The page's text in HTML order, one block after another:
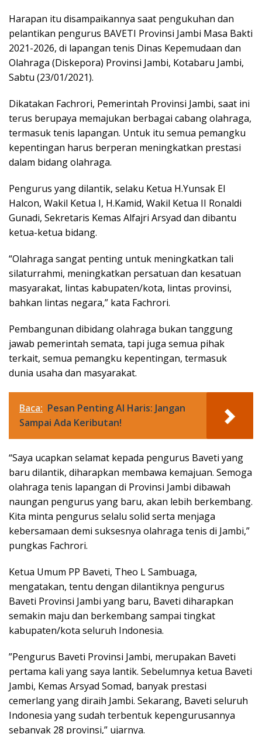
Harapan itu disampaikannya saat pengukuhan dan
pelantikan pengurus BAVETI Provinsi Jambi Masa Bakti
2021-2026, di lapangan tenis Dinas Kepemudaan dan
Olahraga (Diskepora) Provinsi Jambi, Kotabaru Jambi,
Sabtu (23/01/2021).
Dikatakan Fachrori, Pemerintah Provinsi Jambi, saat ini
terus berupaya memajukan berbagai cabang olahraga,
termasuk tenis lapangan. Untuk itu semua pemangku
kepentingan harus berperan meningkatkan prestasi
dalam bidang olahraga.
Pengurus yang dilantik, selaku Ketua H.Yunsak El
Halcon, Wakil Ketua I, H.Kamid, Wakil Ketua II Ronaldi
Gunadi, Sekretaris Kemas Alfajri Arsyad dan dibantu
ketua-ketua bidang.
“Olahraga sangat penting untuk meningkatkan tali
silaturrahmi, meningkatkan persatuan dan kesatuan
masyarakat, lintas kabupaten/kota, lintas provinsi,
bahkan lintas negara,” kata Fachrori.
Pembangunan dibidang olahraga bukan tanggung
jawab pemerintah semata, tapi juga semua pihak
terkait, semua pemangku kepentingan, termasuk
dunia usaha dan masyarakat.
Baca: Pesan Penting Al Haris: Jangan
Sampai Ada Keributan!
“Saya ucapkan selamat kepada pengurus Baveti yang
baru dilantik, diharapkan membawa kemajuan. Semoga
olahraga tenis lapangan di Provinsi Jambi dibawah
naungan pengurus yang baru, akan lebih berkembang.
Kita minta pengurus selalu solid serta menjaga
kebersamaan demi suksesnya olahraga tenis di Jambi,”
pungkas Fachrori.
Ketua Umum PP Baveti, Theo L Sambuaga,
mengatakan, tentu dengan dilantiknya pengurus
Baveti Provinsi Jambi yang baru, Baveti diharapkan
semakin maju dan berkembang sampai tingkat
kabupaten/kota seluruh Indonesia.
”Pengurus Baveti Provinsi Jambi, merupakan Baveti
pertama kali yang saya lantik. Sebelumnya ketua Baveti
Jambi, Kemas Arsyad Somad, banyak prestasi
cemerlang yang diraih Jambi. Sekarang, Baveti seluruh
Indonesia yang sudah terbentuk kepengurusannya
sebanyak 28 provinsi,” ujarnya.